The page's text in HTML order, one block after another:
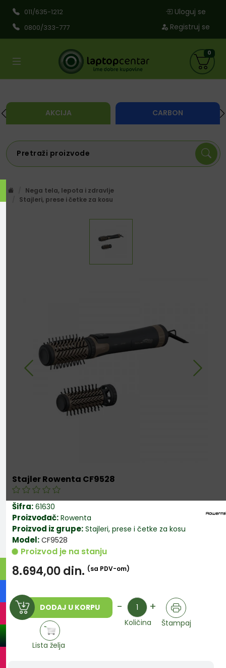
011/635-1212
0800/333-777
Uloguj se
Registruj se
AKCIJA CARBON
0
Nega tela, lepota i zdravlje
Stajleri, prese i četke za kosu
Stajler Rowenta CF9528
Šifra: 61630
Proizvođač: Rowenta
Proizvod iz grupe: Stajleri, prese i četke za kosu
Model: CF9528
Proizvod je na stanju
8.694,00din. (sa PDV-om)
DODAJ U KORPU - Količina +
Količina Štampaj
Lista želja